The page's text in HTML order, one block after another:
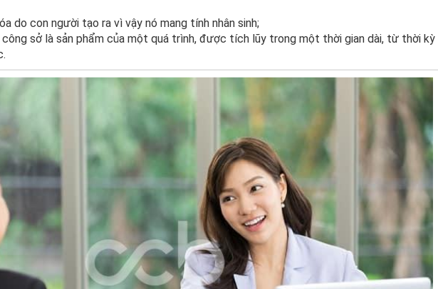
do con người tạo ra vì vậy nó mang tính nhân sinh;
công sở là sản phẩm của một quá trình, được tích lũy trong một thời gian dài, từ thời kỳ